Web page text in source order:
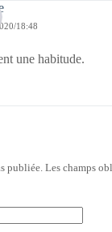
18:48
une habitude.
publiée. Les champs